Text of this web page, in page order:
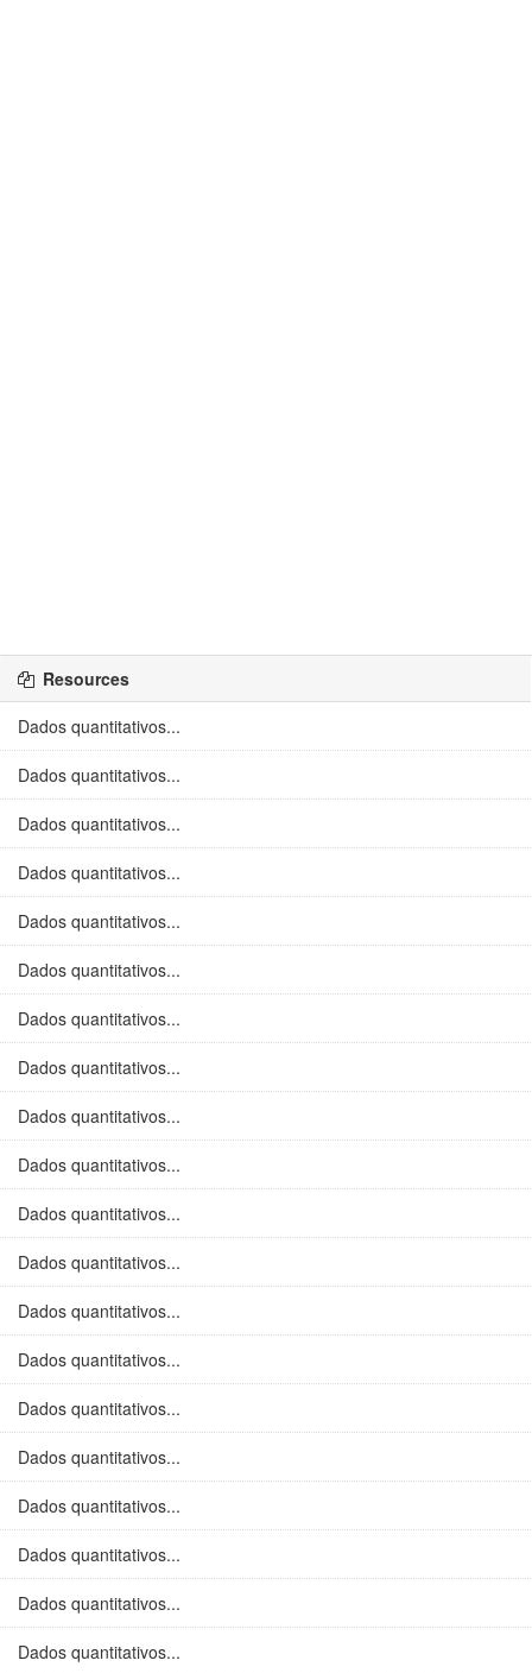
Resources
Dados quantitativos...
Dados quantitativos...
Dados quantitativos...
Dados quantitativos...
Dados quantitativos...
Dados quantitativos...
Dados quantitativos...
Dados quantitativos...
Dados quantitativos...
Dados quantitativos...
Dados quantitativos...
Dados quantitativos...
Dados quantitativos...
Dados quantitativos...
Dados quantitativos...
Dados quantitativos...
Dados quantitativos...
Dados quantitativos...
Dados quantitativos...
Dados quantitativos...